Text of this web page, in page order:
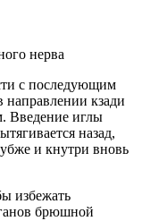
нерва
с последующим
направлении кзади
Введение иглы
назад,
и кнутри вновь
избежать
брюшной